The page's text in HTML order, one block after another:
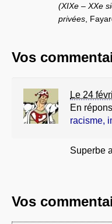
(XIXe – XXe
privées,
Vos
Le 24
En
racisme,
Superbe
Vos